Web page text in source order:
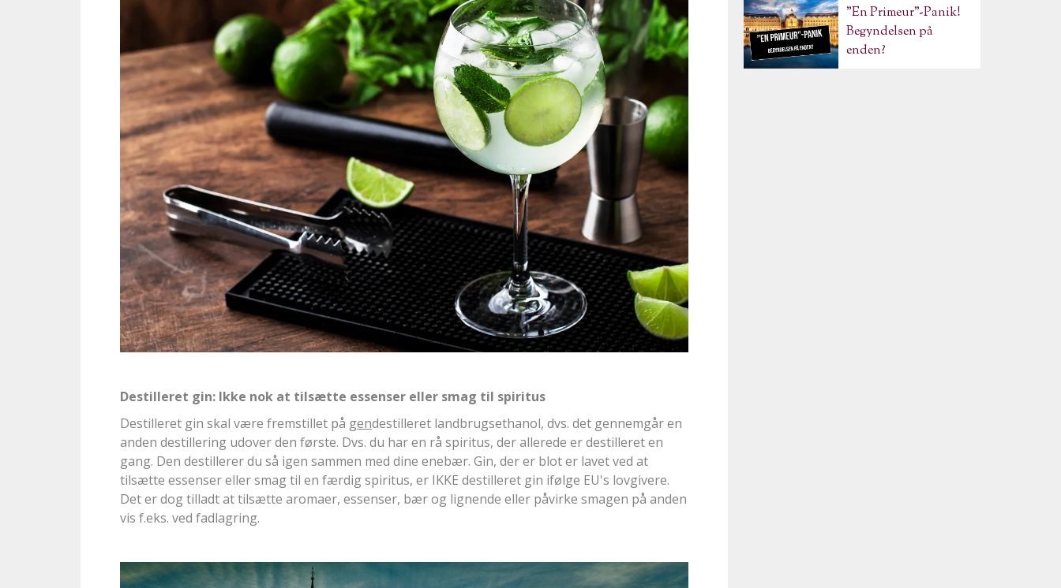
Destilleret gin: Ikke nok at tilsætte essenser eller smag til spiritus
Destilleret gin skal være fremstillet på gendestilleret landbrugsethanol, dvs. det gennemgår en
anden destillering udover den første. Dvs. du har en rå spiritus, der allerede er destilleret en
gang. Den destillerer du så igen sammen med dine enebær. Gin, der er blot er lavet ved at
tilsætte essenser eller smag til en færdig spiritus, er IKKE destilleret gin ifølge EU's lovgivere.
Det er dog tilladt at tilsætte aromaer, essenser, bær og lignende eller påvirke smagen på anden
vis f.eks. ved fadlagring.
"En Primeur"-Panik!
Begyndelsen på
enden?